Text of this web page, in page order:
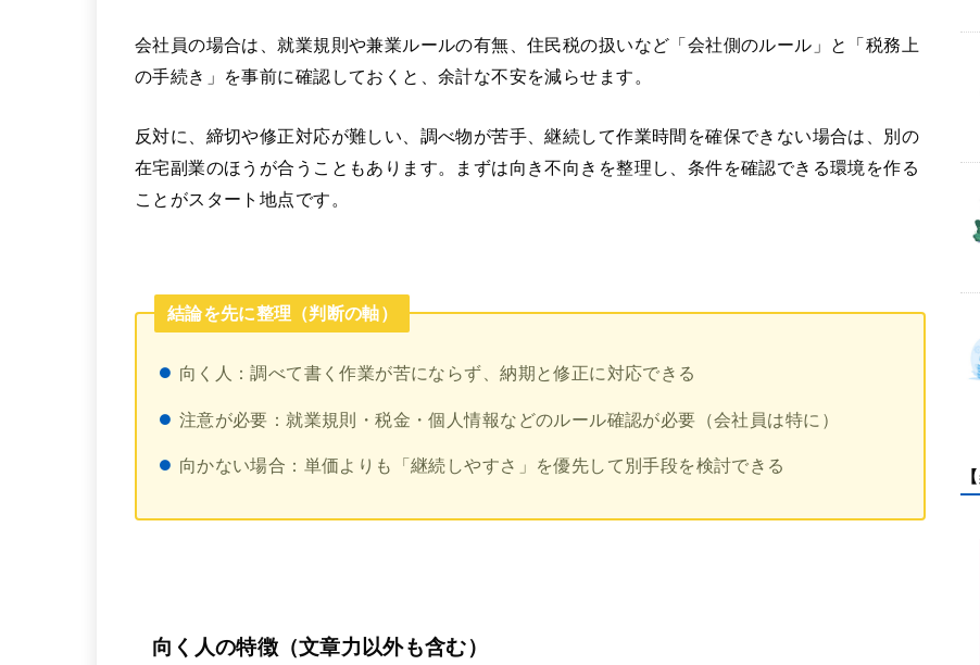
会社員の場合は、就業規則や兼業ルールの有無、住民税の扱いなど「会社側のルール」と「税務上
の手続き」を事前に確認しておくと、余計な不安を減らせます。
反対に、締切や修正対応が難しい、調べ物が苦手、継続して作業時間を確保できない場合は、別の
在宅副業のほうが合うこともあります。まずは向き不向きを整理し、条件を確認できる環境を作る
ことがスタート地点です。
結論を先に整理（判断の軸）
向く人：調べて書く作業が苦にならず、納期と修正に対応できる
注意が必要：就業規則・税金・個人情報などのルール確認が必要（会社員は特に）
向かない場合：単価よりも「継続しやすさ」を優先して別手段を検討できる
向く人の特徴（文章力以外も含む）